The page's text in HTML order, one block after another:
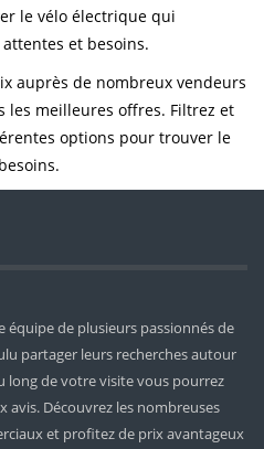
le vélo électrique qui
et besoins.
auprès de nombreux vendeurs
les meilleures offres. Filtrez et
options pour trouver le
de plusieurs passionnés de
partager leurs recherches autour
long de votre visite vous pourrez
avis. Découvrez les nombreuses
et profitez de prix avantageux